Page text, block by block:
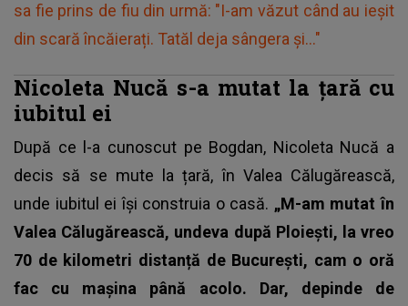
sa fie prins de fiu din urmă: "I-am văzut când au ieșit
din scară încăierați. Tatăl deja sângera și..."
Nicoleta Nucă s-a mutat la țară cu
iubitul ei
După ce l-a cunoscut pe Bogdan, Nicoleta Nucă a
decis să se mute la țară, în Valea Călugărească,
unde iubitul ei își construia o casă. „M-am mutat în
Valea Călugărească, undeva după Ploiești, la vreo
70 de kilometri distanță de București, cam o oră
fac cu mașina până acolo. Dar, depinde de